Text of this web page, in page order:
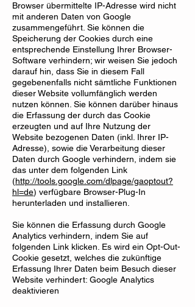
Browser übermittelte IP-Adresse wird nicht
mit anderen Daten von Google
zusammengeführt. Sie können die
Speicherung der Cookies durch eine
entsprechende Einstellung Ihrer Browser-
Software verhindern; wir weisen Sie jedoch
darauf hin, dass Sie in diesem Fall
gegebenenfalls nicht sämtliche Funktionen
dieser Website vollumfänglich werden
nutzen können. Sie können darüber hinaus
die Erfassung der durch das Cookie
erzeugten und auf Ihre Nutzung der
Website bezogenen Daten (inkl. Ihrer IP-
Adresse), sowie die Verarbeitung dieser
Daten durch Google verhindern, indem sie
das unter dem folgenden Link
(http://tools.google.com/dlpage/gaoptout?
hl=de) verfügbare Browser-Plug-In
herunterladen und installieren.
Sie können die Erfassung durch Google
Analytics verhindern, indem Sie auf
folgenden Link klicken. Es wird ein Opt-Out-
Cookie gesetzt, welches die zukünftige
Erfassung Ihrer Daten beim Besuch dieser
Website verhindert: Google Analytics
deaktivieren